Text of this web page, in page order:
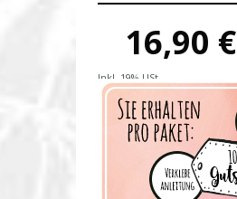
16,90 €
Inkl. 19% USt.
Versandkosten
Produktnummer:eb215-E
Verfügbarkeit:Auf Lager
Lieferzeit: 1-2 Werktage